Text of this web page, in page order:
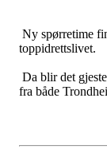
Ny spørretime
toppidrettslivet.
Da blir det
fra både